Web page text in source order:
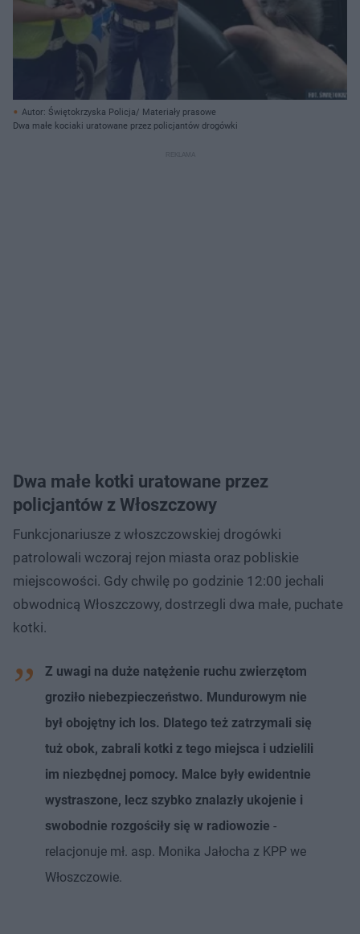
Autor: Świętokrzyska Policja/ Materiały prasowe
Dwa małe kociaki uratowane przez policjantów drogówki
Dwa małe kotki uratowane przez
policjantów z Włoszczowy
Funkcjonariusze z włoszczowskiej drogówki
patrolowali wczoraj rejon miasta oraz pobliskie
miejscowości. Gdy chwilę po godzinie 12:00 jechali
obwodnicą Włoszczowy, dostrzegli dwa małe, puchate
kotki.
Z uwagi na duże natężenie ruchu zwierzętom
groziło niebezpieczeństwo. Mundurowym nie
był obojętny ich los. Dlatego też zatrzymali się
tuż obok, zabrali kotki z tego miejsca i udzielili
im niezbędnej pomocy. Malce były ewidentnie
wystraszone, lecz szybko znalazły ukojenie i
swobodnie rozgościły się w radiowozie -
relacjonuje mł. asp. Monika Jałocha z KPP we
Włoszczowie.